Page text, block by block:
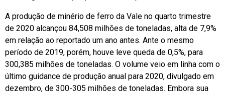
A produção de minério de ferro da Vale no quarto trimestre
de 2020 alcançou 84,508 milhões de toneladas, alta de 7,9%
em relação ao reportado um ano antes. Ante o mesmo
período de 2019, porém, houve leve queda de 0,5%, para
300,385 milhões de toneladas. O volume veio em linha com o
último guidance de produção anual para 2020, divulgado em
dezembro, de 300-305 milhões de toneladas. Embora sua